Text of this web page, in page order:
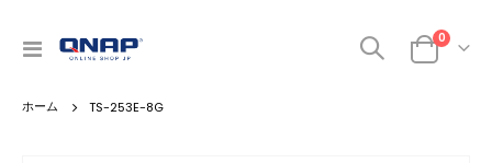
ナ
呼
カート
0
TS-253E-8G